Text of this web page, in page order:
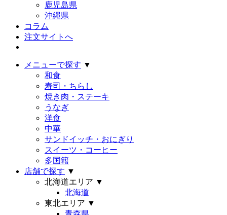
鹿児島県
沖縄県
コラム
注文サイトへ
メニューで探す ▼
和食
寿司・ちらし
焼き肉・ステーキ
うなぎ
洋食
中華
サンドイッチ・おにぎり
スイーツ・コーヒー
多国籍
店舗で探す ▼
北海道エリア ▼
北海道
東北エリア ▼